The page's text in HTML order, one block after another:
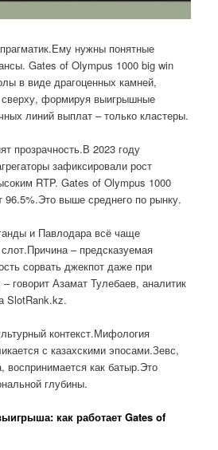
нужны понятные
Gates of Olympus 1000 big win
в виде драгоценных камней,
сверху, формируя выигрышные
линий выплат – только кластеры.
прозрачность.В 2023 году
зафиксировали рост
RTP. Gates of Olympus 1000
96.5%.Это выше среднего по рынку.
и Павлодара всё чаще
– предсказуемая
сорвать джекпот даже при
говорит Азамат Тулебаев, аналитик
SlotRank.kz.
контекст.Мифология
с казахскими эпосами.Зевс,
как батыр.Это
глубины.
как работает Gates of